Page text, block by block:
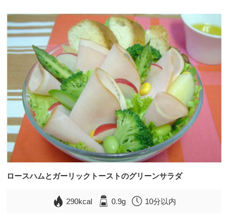
ロースハムとガーリックトーストのグリーンサラダ
290kcal 0.9g 10分以内